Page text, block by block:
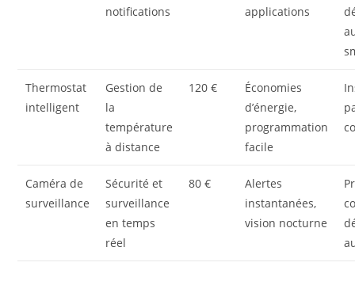
notifications
applications
Thermostat
intelligent
Gestion de
la
température
à distance
120 €
Économies
d’énergie,
programmation
facile
Caméra de
surveillance
Sécurité et
surveillance
en temps
réel
80 €
Alertes
instantanées,
vision nocturne